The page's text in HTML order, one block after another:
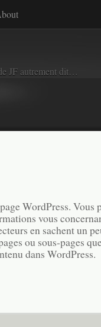
JF autrement dit…
WordPress.
vous
en sachent un
ou sous-pages
dans WordPress.